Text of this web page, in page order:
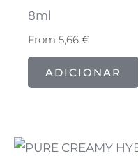
8ml
From5,66€
ADICIONAR